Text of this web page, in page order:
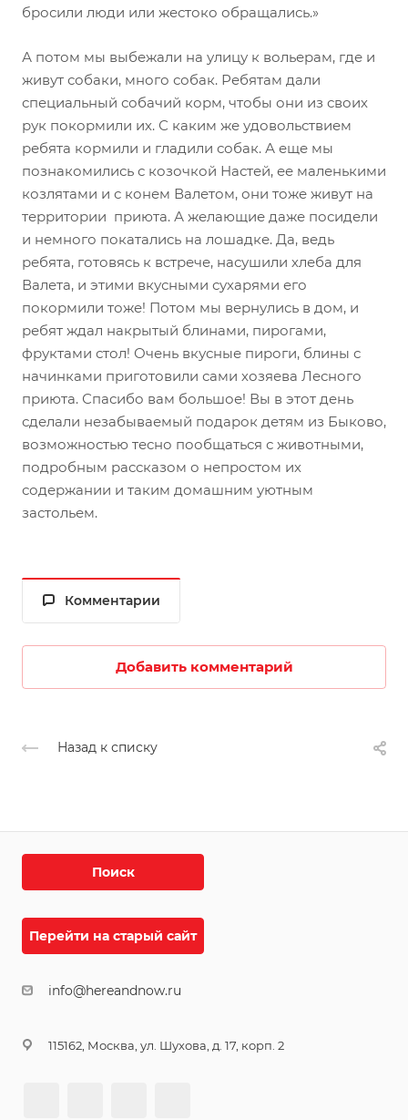
бросили люди или жестоко обращались.»
А потом мы выбежали на улицу к вольерам, где и
живут собаки, много собак. Ребятам дали
специальный собачий корм, чтобы они из своих
рук покормили их. С каким же удовольствием
ребята кормили и гладили собак. А еще мы
познакомились с козочкой Настей, ее маленькими
козлятами и с конем Валетом, они тоже живут на
территории приюта. А желающие даже посидели
и немного покатались на лошадке. Да, ведь
ребята, готовясь к встрече, насушили хлеба для
Валета, и этими вкусными сухарями его
покормили тоже! Потом мы вернулись в дом, и
ребят ждал накрытый блинами, пирогами,
фруктами стол! Очень вкусные пироги, блины с
начинками приготовили сами хозяева Лесного
приюта. Спасибо вам большое! Вы в этот день
сделали незабываемый подарок детям из Быково,
возможностью тесно пообщаться с животными,
подробным рассказом о непростом их
содержании и таким домашним уютным
застольем.
Комментарии
Добавить комментарий
Назад к списку
Поиск
Перейти на старый сайт
info@hereandnow.ru
115162, Москва, ул. Шухова, д. 17, корп. 2